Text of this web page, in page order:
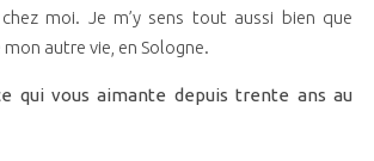
moi. Je m’y sens tout aussi bien que
autre vie, en Sologne.
qui vous aimante depuis trente ans au